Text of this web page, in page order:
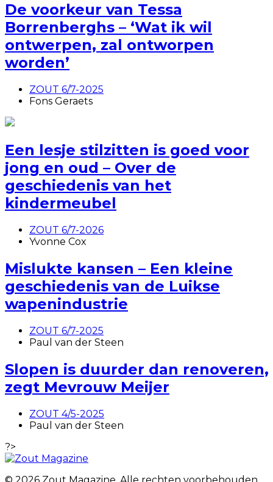
De voorkeur van Tessa
Borrenberghs – ‘Wat ik wil
ontwerpen, zal ontworpen
worden’
ZOUT 6/7-2025
Fons Geraets
Een lesje stilzitten is goed voor
jong en oud – Over de
geschiedenis van het
kindermeubel
ZOUT 6/7-2026
Yvonne Cox
Mislukte kansen – Een kleine
geschiedenis van de Luikse
wapenindustrie
ZOUT 6/7-2025
Paul van der Steen
Slopen is duurder dan renoveren,
zegt Mevrouw Meijer
ZOUT 4/5-2025
Paul van der Steen
?>
© 2026 Zout Magazine. Alle rechten voorbehouden.